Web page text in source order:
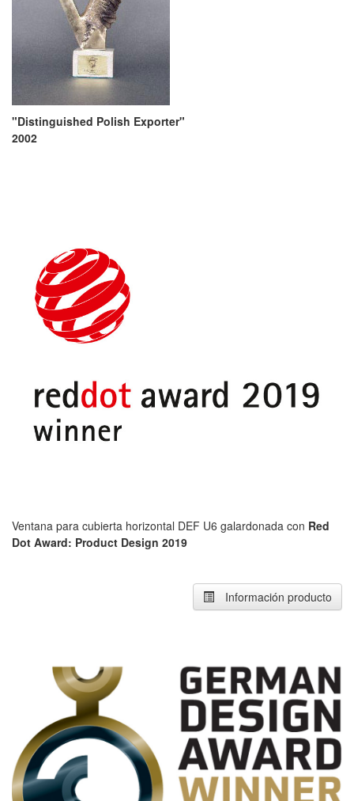
"Distinguished Polish Exporter"
2002
Ventana para cubierta horizontal DEF U6 galardonada con Red
Dot Award: Product Design 2019
Información producto